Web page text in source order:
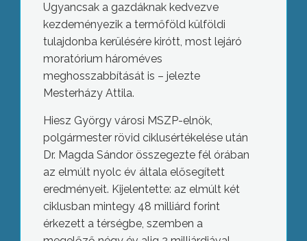
Ugyancsak a gazdáknak kedvezve
kezdeményezik a termőföld külföldi
tulajdonba kerülésére kirótt, most lejáró
moratórium hároméves
meghosszabbítását is – jelezte
Mesterházy Attila.
Hiesz György városi MSZP-elnök,
polgármester rövid ciklusértékelése után
Dr. Magda Sándor összegezte fél órában
az elmúlt nyolc év általa elősegített
eredményeit. Kijelentette: az elmúlt két
ciklusban mintegy 48 milliárd forint
érkezett a térségbe, szemben a